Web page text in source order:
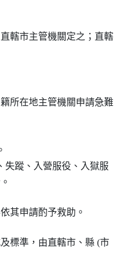
轄市主管機關定之；直轄
所在地主管機關申請急難
失蹤、入營服役、入獄服
其申請酌予救助。
標準，由直轄市、縣 (市